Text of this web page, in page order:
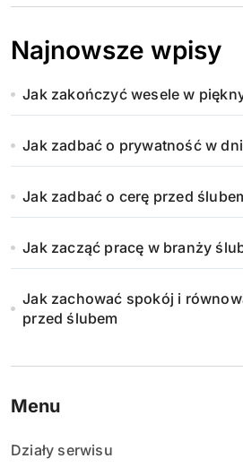
Najnowsze wpisy
Jak zakończyć wesele w
Jak zadbać o prywatność w
Jak zadbać o cerę przed
Jak zacząć pracę w branży
Jak zachować spokój i
przed ślubem
Menu
Działy serwisu